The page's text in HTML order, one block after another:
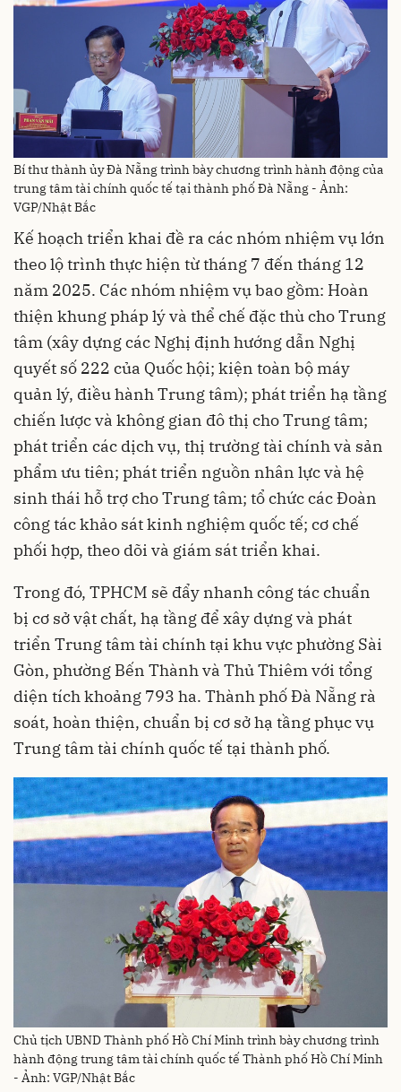
Bí thư thành ủy Đà Nẵng trình bày chương trình hành động của
trung tâm tài chính quốc tế tại thành phố Đà Nẵng - Ảnh:
VGP/Nhật Bắc
Kế hoạch triển khai đề ra các nhóm nhiệm vụ lớn
theo lộ trình thực hiện từ tháng 7 đến tháng 12
năm 2025. Các nhóm nhiệm vụ bao gồm: Hoàn
thiện khung pháp lý và thể chế đặc thù cho Trung
tâm (xây dựng các Nghị định hướng dẫn Nghị
quyết số 222 của Quốc hội; kiện toàn bộ máy
quản lý, điều hành Trung tâm); phát triển hạ tầng
chiến lược và không gian đô thị cho Trung tâm;
phát triển các dịch vụ, thị trường tài chính và sản
phẩm ưu tiên; phát triển nguồn nhân lực và hệ
sinh thái hỗ trợ cho Trung tâm; tổ chức các Đoàn
công tác khảo sát kinh nghiệm quốc tế; cơ chế
phối hợp, theo dõi và giám sát triển khai.
Trong đó, TPHCM sẽ đẩy nhanh công tác chuẩn
bị cơ sở vật chất, hạ tầng để xây dựng và phát
triển Trung tâm tài chính tại khu vực phường Sài
Gòn, phường Bến Thành và Thủ Thiêm với tổng
diện tích khoảng 793 ha. Thành phố Đà Nẵng rà
soát, hoàn thiện, chuẩn bị cơ sở hạ tầng phục vụ
Trung tâm tài chính quốc tế tại thành phố.
Chủ tịch UBND Thành phố Hồ Chí Minh trình bày chương trình
hành động trung tâm tài chính quốc tế Thành phố Hồ Chí Minh
- Ảnh: VGP/Nhật Bắc